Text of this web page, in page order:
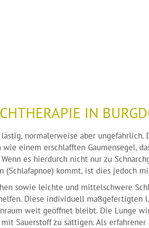
IN
normalerweise aber
wie einem erschlafften Gaumensegel,
es hierdurch nicht nur zu
(Schlafapnoe) kommt, ist dies jedoch
sowie leichte und mittelschwere
Diese individuell maßgefertigten
weit geöffnet bleibt. Die Lunge
Sauerstoff zu sättigen. Als